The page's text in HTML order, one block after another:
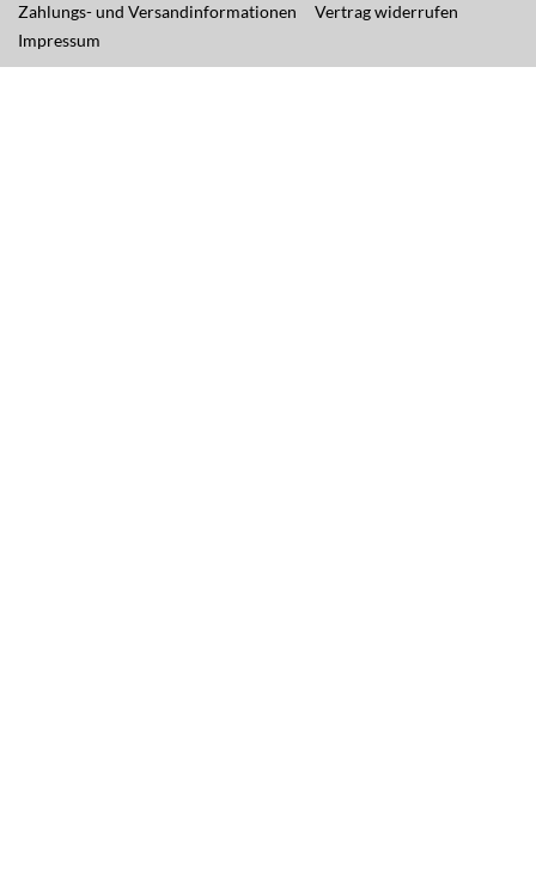
Zahlungs- und Versandinformationen
Vertrag widerrufen
Impressum